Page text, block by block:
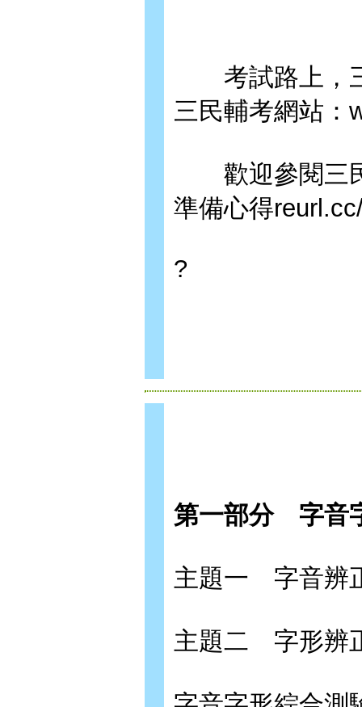
考試路上，三
三民輔考網站：
歡迎參閱三民
準備心得
?
第一部分 字音
主題一 字音辨
主題二 字形辨